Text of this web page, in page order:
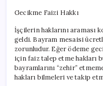
Gecikme Faizi Hakkı
İşçilerin haklarını araması
geldi. Bayram mesaisi
zorunludur. Eğer ödeme
için faiz talep etme hakları
bayramlarını “zehir”
hakları bilmeleri ve takip